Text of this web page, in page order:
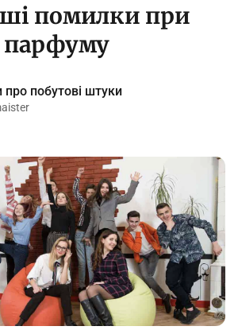
помилки при
парфуму
про побутові штуки